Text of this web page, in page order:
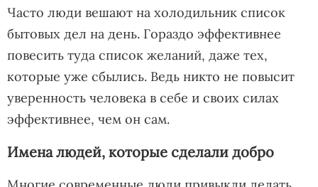
Часто люди вешают на холодильник список
бытовых дел на день. Гораздо эффективнее
повесить туда список желаний, даже тех,
которые уже сбылись. Ведь никто не повысит
уверенность человека в себе и своих силах
эффективнее, чем он сам.
Имена людей, которые сделали добро